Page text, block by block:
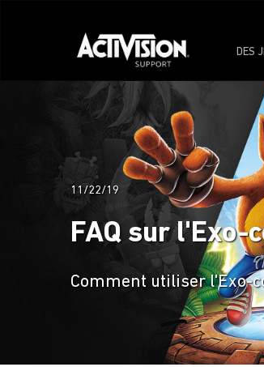
DES
11/22/19
FAQ sur l'Exo-
Comment utiliser l'Exo-